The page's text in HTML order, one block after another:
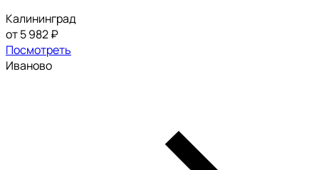
Калининград
от 5 982 ₽
Посмотреть
Иваново